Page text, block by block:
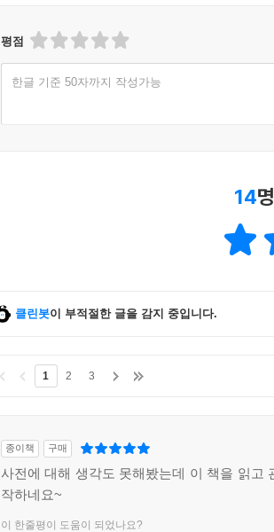
평점
한글 기준 50자까지 작성가능
14
클린봇이 부적절한 글을 감지 중입니다.
1 2 3
종이책 구매
사전에 대해 생각도 못해봤는데 이 책을 읽고
작하네요~
이 한줄평이 도움이 되었나요?